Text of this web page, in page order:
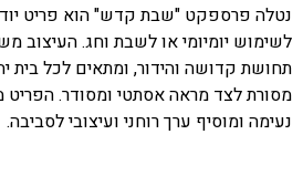
נטלה פרספקט "שבת קדש" הוא פריט
לשימוש יומיומי או לשבת וחג. העיצוב
תחושת קדושה והידור, ומתאים לכל בית
מסורת לצד מראה אסתטי ומסודר. הפריט
נעימה ומוסיף ערך רוחני ועיצובי לסביבה.